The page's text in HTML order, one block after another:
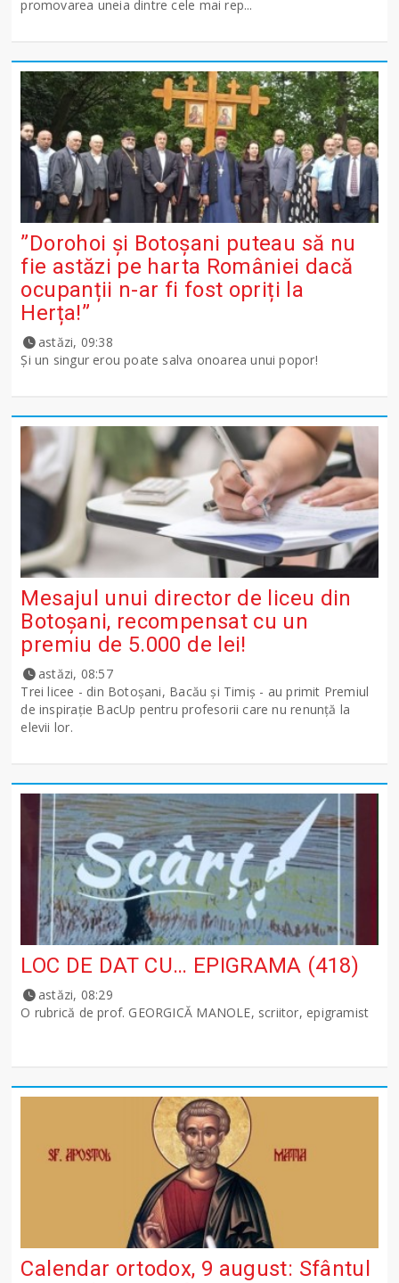
promovarea uneia dintre cele mai rep...
”Dorohoi și Botoșani puteau să nu
fie astăzi pe harta României dacă
ocupanții n-ar fi fost opriți la
Herța!”
astăzi, 09:38
Și un singur erou poate salva onoarea unui popor!
Mesajul unui director de liceu din
Botoșani, recompensat cu un
premiu de 5.000 de lei!
astăzi, 08:57
Trei licee - din Botoșani, Bacău și Timiș - au primit Premiul
de inspirație BacUp pentru profesorii care nu renunță la
elevii lor.
LOC DE DAT CU… EPIGRAMA (418)
astăzi, 08:29
O rubrică de prof. GEORGICĂ MANOLE, scriitor, epigramist
Calendar ortodox, 9 august: Sfântul